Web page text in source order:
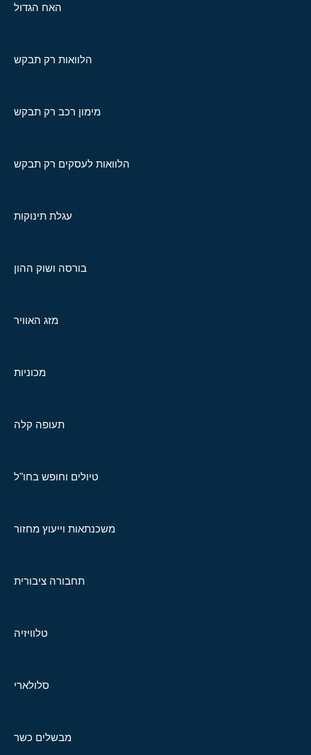
האח הגדול
הלוואות רק תבקש
מימון רכב רק תבקש
הלוואות לעסקים רק תבקש
עגלת תינוקות
בורסה ושוק ההון
מזג האוויר
מכוניות
תעופה קלה
טיולים וחופש בחו"ל
משכנתאות וייעוץ מחזור
תחבורה ציבורית
טלוויזיה
סלולארי
מבשלים כשר